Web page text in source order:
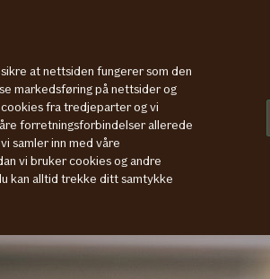
at nettsiden fungerer som den
markedsføring på nettsider og
fra tredjeparter og vi
forretningsforbindelser allerede
samler inn med våre
vi bruker cookies og andre
kan alltid trekke ditt samtykke